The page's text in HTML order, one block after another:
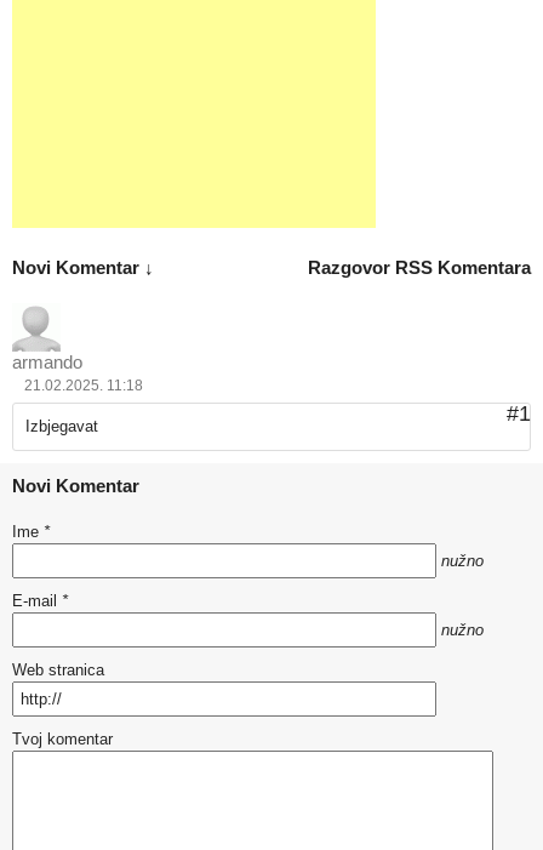
Razgovor RSS Komentara
Novi Komentar ↓
armando
21.02.2025. 11:18
#1
Izbjegavat
Novi Komentar
Ime *
nužno
E-mail *
nužno
Web stranica
Tvoj komentar